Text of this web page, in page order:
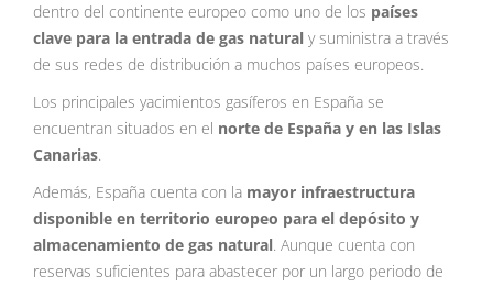
dentro del continente europeo como uno de los países
clave para la entrada de gas natural y suministra a través
de sus redes de distribución a muchos países europeos.
Los principales yacimientos gasíferos en España se
encuentran situados en el norte de España y en las Islas
Canarias.
Además, España cuenta con la mayor infraestructura
disponible en territorio europeo para el depósito y
almacenamiento de gas natural. Aunque cuenta con
reservas suficientes para abastecer por un largo periodo de